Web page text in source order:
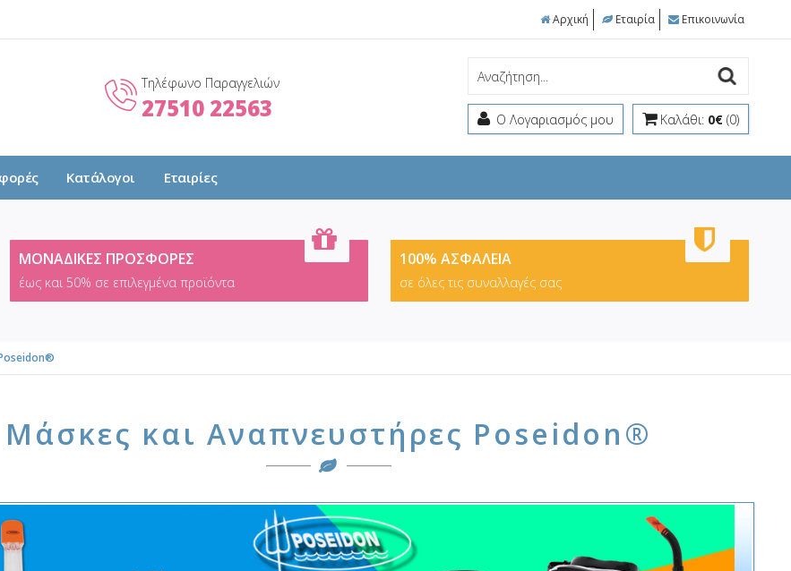
Αρχική Εταιρία Επικοινωνία
Τηλέφωνο Παραγγελιών
27510 22563 Ο Λογαριασμός μου Καλάθι: 0€ (0)
Κατάλογοι Εταιρίες
ΜΟΝΑΔΙΚΕΣ ΠΡΟΣΦΟΡΕΣ
έως και 50% σε επιλεγμένα προϊόντα
100% ΑΣΦΑΛΕΙΑ
σε όλες τις συναλλαγές σας
Μάσκες και Αναπνευστήρες Poseidon®